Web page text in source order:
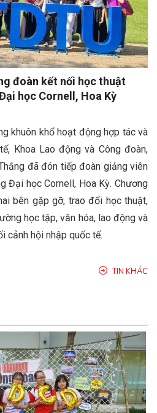
đoàn kết nối học thuật
học Cornell, Hoa Kỳ
khuôn khổ hoạt động hợp tác và
Khoa Lao động và Công đoàn,
đã đón tiếp đoàn giảng viên
Đại học Cornell, Hoa Kỳ. Chương
bên gặp gỡ, trao đổi học thuật,
học tập, văn hóa, lao động và
cảnh hội nhập quốc tế.
TIN KHÁC